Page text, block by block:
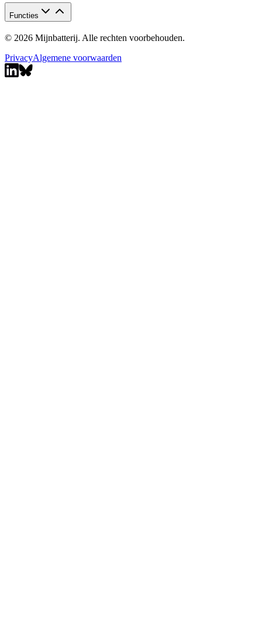
Functies
© 2026 Mijnbatterij. Alle rechten voorbehouden.
PrivacyAlgemene voorwaarden